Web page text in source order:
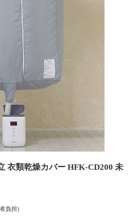
衣類乾燥カバー HFK‐CD200 未
負担)